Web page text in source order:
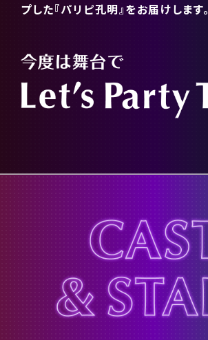
プした『パリピ孔明』をお届けします。